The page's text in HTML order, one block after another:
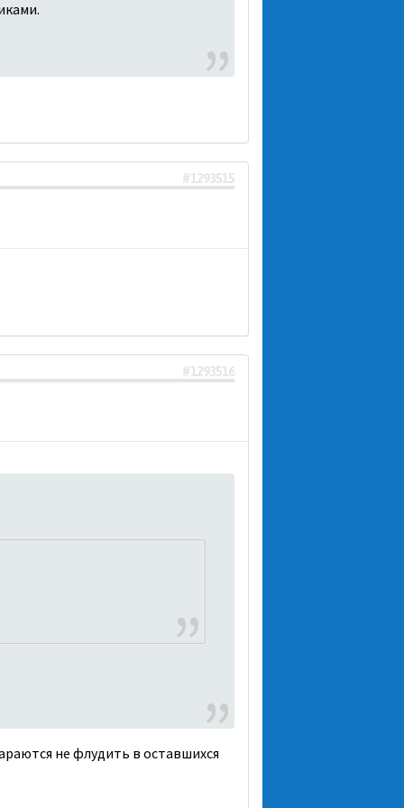
#1293515
#1293516
не флудить в оставшихся